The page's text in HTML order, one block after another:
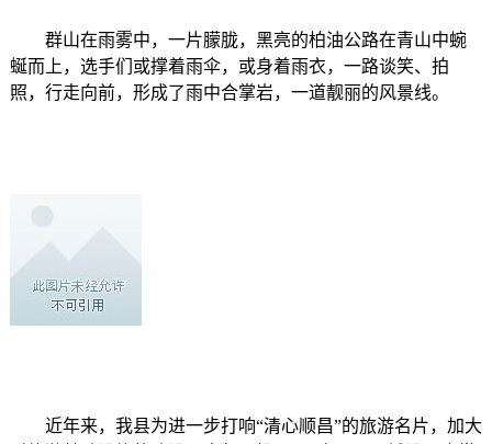
群山在雨雾中，一片朦胧，黑亮的柏油公路在青山中蜿
蜒而上，选手们或撑着雨伞，或身着雨衣，一路谈笑、拍
照，行走向前，形成了雨中合掌岩，一道靓丽的风景线。
近年来，我县为进一步打响“清心顺昌”的旅游名片，加大